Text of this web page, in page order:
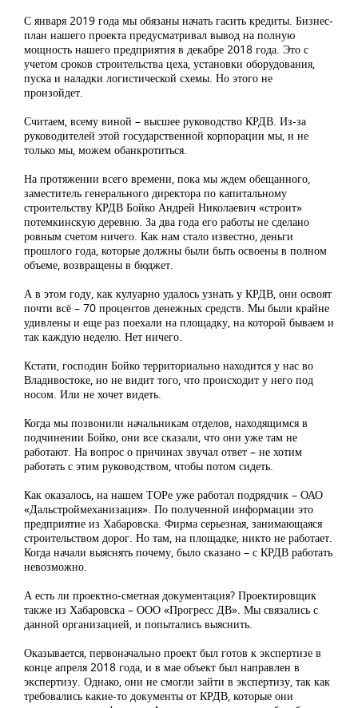
С января 2019 года мы обязаны начать гасить кредиты. Бизнес-
план нашего проекта предусматривал вывод на полную
мощность нашего предприятия в декабре 2018 года. Это с
учетом сроков строительства цеха, установки оборудования,
пуска и наладки логистической схемы. Но этого не
произойдет.
Считаем, всему виной – высшее руководство КРДВ. Из-за
руководителей этой государственной корпорации мы, и не
только мы, можем обанкротиться.
На протяжении всего времени, пока мы ждем обещанного,
заместитель генерального директора по капитальному
строительству КРДВ Бойко Андрей Николаевич «строит»
потемкинскую деревню. За два года его работы не сделано
ровным счетом ничего. Как нам стало известно, деньги
прошлого года, которые должны были быть освоены в полном
объеме, возвращены в бюджет.
А в этом году, как кулуарно удалось узнать у КРДВ, они освоят
почти всё – 70 процентов денежных средств. Мы были крайне
удивлены и еще раз поехали на площадку, на которой бываем и
так каждую неделю. Нет ничего.
Кстати, господин Бойко территориально находится у нас во
Владивостоке, но не видит того, что происходит у него под
носом. Или не хочет видеть.
Когда мы позвонили начальникам отделов, находящимся в
подчинении Бойко, они все сказали, что они уже там не
работают. На вопрос о причинах звучал ответ – не хотим
работать с этим руководством, чтобы потом сидеть.
Как оказалось, на нашем ТОРе уже работал подрядчик – ОАО
«Дальстроймеханизация». По полученной информации это
предприятие из Хабаровска. Фирма серьезная, занимающаяся
строительством дорог. Но там, на площадке, никто не работает.
Когда начали выяснять почему, было сказано – с КРДВ работать
невозможно.
А есть ли проектно-сметная документация? Проектировщик
также из Хабаровска – ООО «Прогресс ДВ». Мы связались с
данной организацией, и попытались выяснить.
Оказывается, первоначально проект был готов к экспертизе в
конце апреля 2018 года, и в мае объект был направлен в
экспертизу. Однако, они не смогли зайти в экспертизу, так как
требовались какие-то документы от КРДВ, которые они